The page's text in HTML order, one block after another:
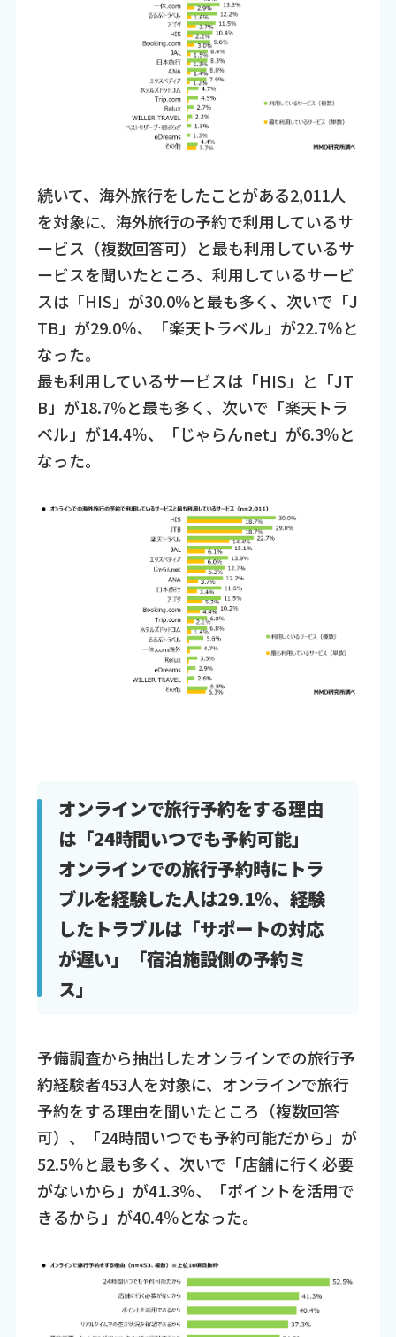
続いて、海外旅行をしたことがある2,011人
を対象に、海外旅行の予約で利用しているサ
ービス（複数回答可）と最も利用しているサ
ービスを聞いたところ、利用しているサービ
スは「HIS」が30.0％と最も多く、次いで「J
TB」が29.0％、「楽天トラベル」が22.7％と
なった。
最も利用しているサービスは「HIS」と「JT
B」が18.7％と最も多く、次いで「楽天トラ
ベル」が14.4％、「じゃらんnet」が6.3％と
なった。
オンラインで旅行予約をする理由
は「24時間いつでも予約可能」
オンラインでの旅行予約時にトラ
ブルを経験した人は29.1％、経験
したトラブルは「サポートの対応
が遅い」「宿泊施設側の予約ミ
ス」
予備調査から抽出したオンラインでの旅行予
約経験者453人を対象に、オンラインで旅行
予約をする理由を聞いたところ（複数回答
可）、「24時間いつでも予約可能だから」が
52.5％と最も多く、次いで「店舗に行く必要
がないから」が41.3％、「ポイントを活用で
きるから」が40.4％となった。